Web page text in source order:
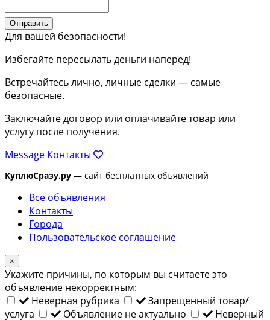
Отправить
Для вашей безопасности!
Избегайте пересылать деньги наперед!
Встречайтесь лично, личные сделки — самые
безопасные.
Заключайте договор или оплачивайте товар или
услугу после получения.
Message Контакты
КуплюСразу.ру — сайт бесплатных объявлений
Все объявления
Контакты
Города
Пользовательское соглашение
×
Укажите причины, по которым вы считаете это
объявление некорректным:
Неверная рубрика
Запрещенный товар/
услуга
Объявление не актуально Неверный